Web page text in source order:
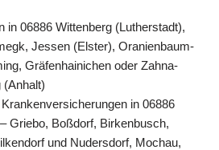
in 06886 Wittenberg (Lutherstadt),
Jessen (Elster), Oranienbaum-
Gräfenhainichen oder Zahna-
(Anhalt)
in 06886
Griebo, Boßdorf, Birkenbusch,
und Nudersdorf, Mochau,